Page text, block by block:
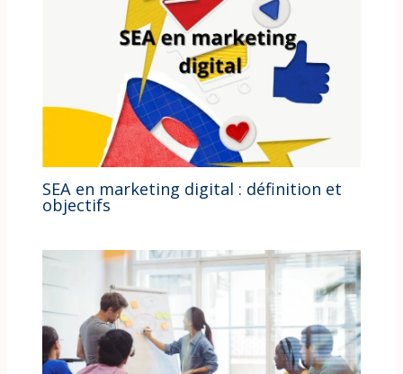
SEA en marketing digital : définition et
objectifs